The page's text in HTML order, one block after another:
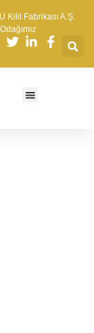
Kilit Fabrikası A.Ş.